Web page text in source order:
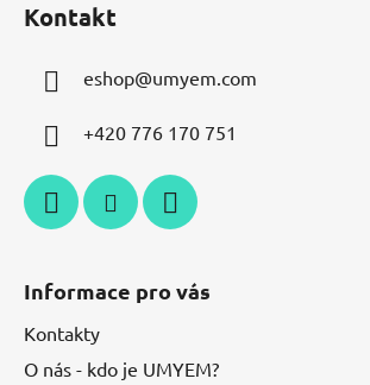
Kontakt
eshop@umyem.com
+420 776 170 751
Informace pro vás
Kontakty
O nás - kdo je UMYEM?